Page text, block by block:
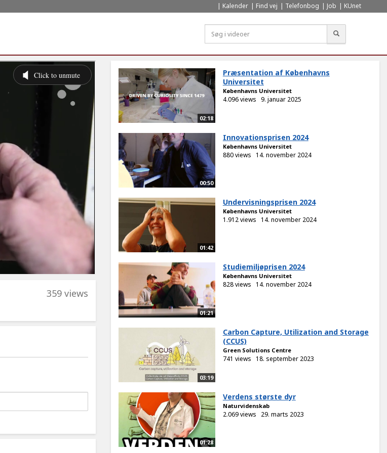
Kalender Find vej Telefonbog Job KUnet
359 views
02:18
Præsentation af Københavns
Universitet
Københavns Universitet
4.096 views 9. januar 2025
00:50
Innovationsprisen 2024
Københavns Universitet
880 views 14. november 2024
01:42
Undervisningsprisen 2024
Københavns Universitet
1.912 views 14. november 2024
01:21
Studiemiljøprisen 2024
Københavns Universitet
828 views 14. november 2024
03:19
Carbon Capture, Utilization and Storage
(CCUS)
Green Solutions Centre
741 views 18. september 2023
01:28
Verdens største dyr
Naturvidenskab
2.069 views 29. marts 2023